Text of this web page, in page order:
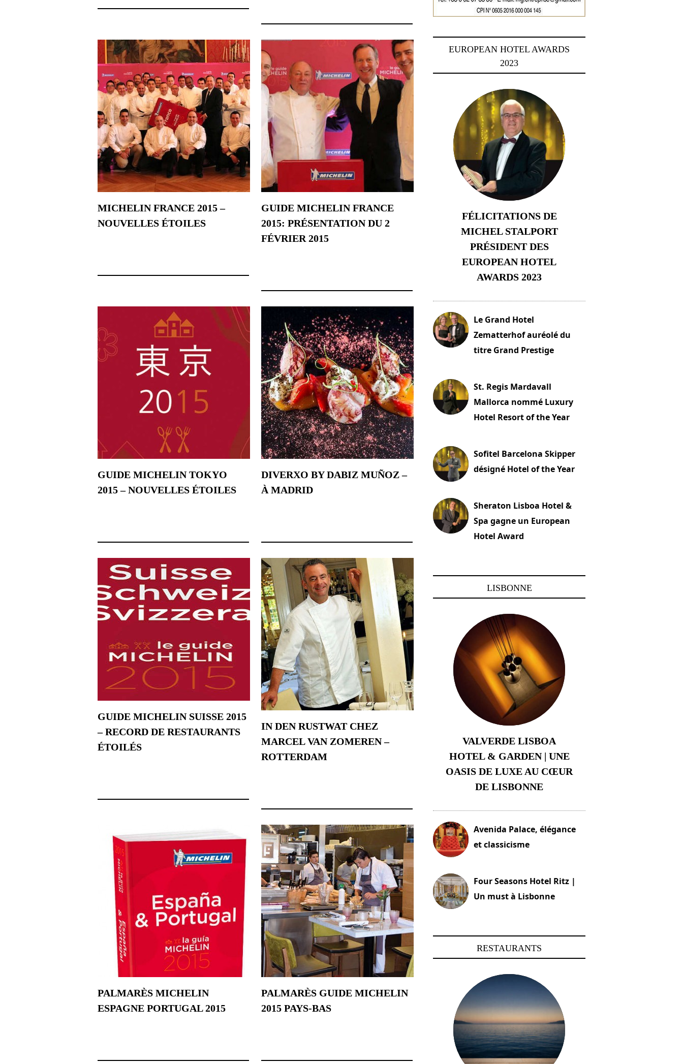
MICHELIN FRANCE 2015 –
NOUVELLES ÉTOILES
GUIDE MICHELIN FRANCE
2015: PRÉSENTATION DU 2
FÉVRIER 2015
GUIDE MICHELIN TOKYO
2015 – NOUVELLES ÉTOILES
DIVERXO BY DABIZ MUÑOZ –
À MADRID
GUIDE MICHELIN SUISSE 2015
– RECORD DE RESTAURANTS
ÉTOILÉS
IN DEN RUSTWAT CHEZ
MARCEL VAN ZOMEREN –
ROTTERDAM
PALMARÈS MICHELIN
ESPAGNE PORTUGAL 2015
PALMARÈS GUIDE MICHELIN
2015 PAYS-BAS
EUROPEAN HOTEL AWARDS
2023
FÉLICITATIONS DE
MICHEL STALPORT
PRÉSIDENT DES
EUROPEAN HOTEL
AWARDS 2023
Le Grand Hotel
Zematterhof auréolé du
titre Grand Prestige
St. Regis Mardavall
Mallorca nommé Luxury
Hotel Resort of the Year
Sofitel Barcelona Skipper
désigné Hotel of the Year
Sheraton Lisboa Hotel &
Spa gagne un European
Hotel Award
LISBONNE
VALVERDE LISBOA
HOTEL & GARDEN | UNE
OASIS DE LUXE AU CŒUR
DE LISBONNE
Avenida Palace, élégance
et classicisme
Four Seasons Hotel Ritz |
Un must à Lisbonne
RESTAURANTS